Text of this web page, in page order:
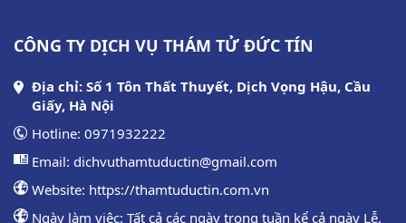
CÔNG TY DỊCH VỤ THÁM TỬ ĐỨC TÍN
Địa chỉ: Số 1 Tôn Thất Thuyết, Dịch Vọng Hậu, Cầu
Giấy, Hà Nội
Hotline: 0971932222
Email: dichvuthamtuductin@gmail.com
Website: https://thamtuductin.com.vn
Ngày làm việc: Tất cả các ngày trong tuần kể cả ngày Lễ,